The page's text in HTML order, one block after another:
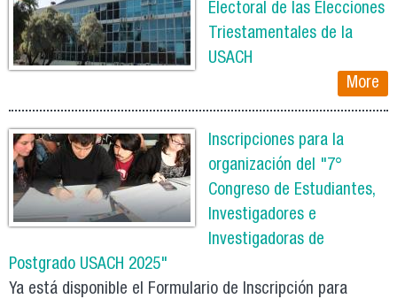
Electoral de las Elecciones
Triestamentales de la
USACH
More
Inscripciones para la
organización del "7°
Congreso de Estudiantes,
Investigadores e
Investigadoras de
Postgrado USACH 2025"
Ya está disponible el Formulario de Inscripción para